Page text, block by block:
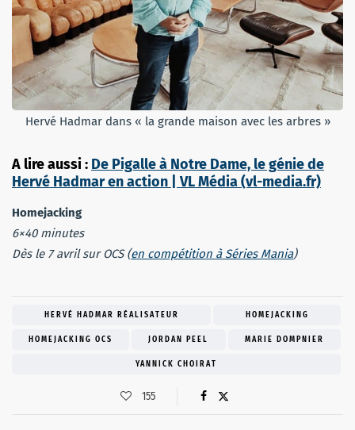
Hervé Hadmar dans « la grande maison avec les arbres »
A lire aussi : De Pigalle à Notre Dame, le génie de
Hervé Hadmar en action | VL Média (vl-media.fr)
Homejacking
6×40 minutes
Dès le 7 avril sur OCS (en compétition à Séries Mania)
HERVÉ HADMAR RÉALISATEUR HOMEJACKING
HOMEJACKING OCS JORDAN PEEL MARIE DOMPNIER
YANNICK CHOIRAT
155